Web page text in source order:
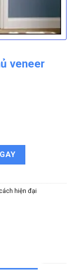
veneer
số lượng
hiện đại